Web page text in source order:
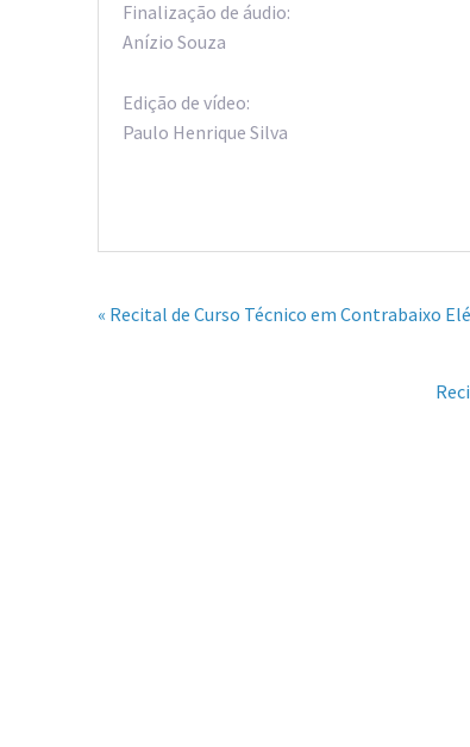
Finalização de áudio:
Anízio Souza
Edição de vídeo:
Paulo Henrique Silva
« Recital de Curso Técnico em Contrabaixo